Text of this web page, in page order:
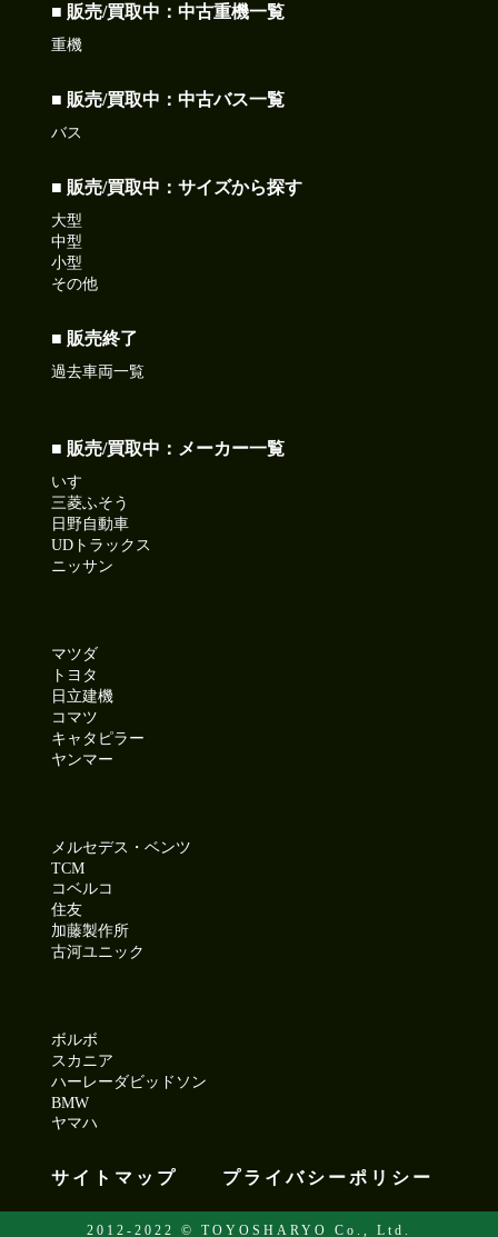
■ 販売/買取中：中古重機一覧
重機
■ 販売/買取中：中古バス一覧
バス
■ 販売/買取中：サイズから探す
大型
中型
小型
その他
■ 販売終了
過去車両一覧
■ 販売/買取中：メーカー一覧
いすゞ
三菱ふそう
日野自動車
UDトラックス
ニッサン
マツダ
トヨタ
日立建機
コマツ
キャタピラー
ヤンマー
メルセデス・ベンツ
TCM
コベルコ
住友
加藤製作所
古河ユニック
ボルボ
スカニア
ハーレーダビッドソン
BMW
ヤマハ
サイトマップ プライバシーポリシー
2012-2022 © TOYOSHARYO Co., Ltd.